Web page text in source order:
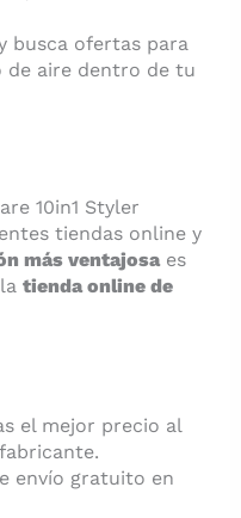
busca ofertas para
aire dentro de tu
10in1 Styler
tiendas online y
más ventajosaes
tienda online de
el mejor precio al
envío gratuito en